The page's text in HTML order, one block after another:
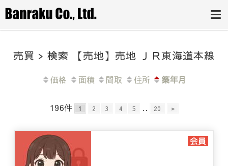
豊田市・みよ
し市・岡崎市
は、(株)万楽
ら、即金買取をご希望の方まで。豊
田市の不動産売却は、専門家チーム
にお任せください。
売買 > 検索 【売地】売地 ＪＲ東海道本線
価格 面積 間取 住所 築年月
196件 1 2 3 4 5 .. 20 »